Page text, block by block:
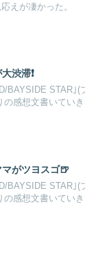
えが凄かった。
渋滞❗
BAYSIDE STAR｣(
感想文書いていき
がツヨスゴ🍺
BAYSIDE STAR｣(
感想文書いていき